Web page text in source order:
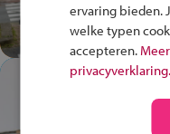
en
In
ervaring bieden.
welke typen
accepteren.
privacyverklaring.